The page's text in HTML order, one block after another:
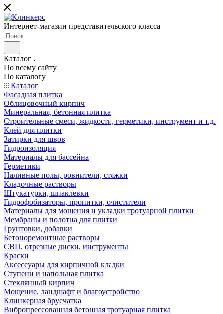
Интернет-магазин представительского класса
Каталог
По всему сайту
По каталогу
Каталог
Фасадная плитка
Облицовочный кирпич
Минеральная, бетонная плитка
Строительные смеси, жидкости, герметики, инструмент и т.д.
Клей для плитки
Затирки для швов
Гидроизоляция
Материалы для бассейна
Герметики
Наливные полы, ровнители, стяжки
Кладочные растворы
Штукатурки, шпаклевки
Гидрофобизаторы, пропитки, очистители
Материалы для мощения и укладки тротуарной плитки
Мембраны и полотна для плитки
Грунтовки, добавки
Бетоноремонтные растворы
СВП, отрезные диски, инструменты
Краски
Аксессуары для кирпичной кладки
Ступени и напольная плитка
Cтеклянный кирпич
Мощение, ландшафт и благоустройство
Клинкерная брусчатка
Вибропрессованная бетонная тротуарная плитка